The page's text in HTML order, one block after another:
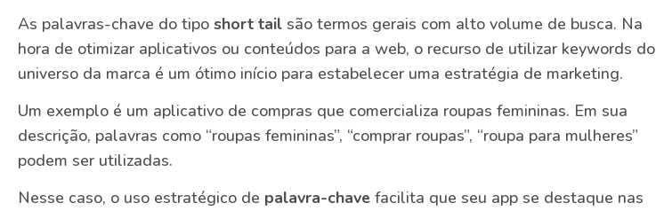
As palavras-chave do tipo short tail são termos gerais com alto volume de busca. Na
hora de otimizar aplicativos ou conteúdos para a web, o recurso de utilizar keywords do
universo da marca é um ótimo início para estabelecer uma estratégia de marketing.
Um exemplo é um aplicativo de compras que comercializa roupas femininas. Em sua
descrição, palavras como “roupas femininas”, “comprar roupas”, “roupa para mulheres”
podem ser utilizadas.
Nesse caso, o uso estratégico de palavra-chave facilita que seu app se destaque nas